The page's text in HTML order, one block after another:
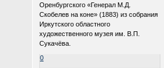
Оренбургского «Генерал М.Д.
Скобелев на коне» (1883) из собрания
Иркутского областного
художественного музея им. В.П.
Сукачёва.
0